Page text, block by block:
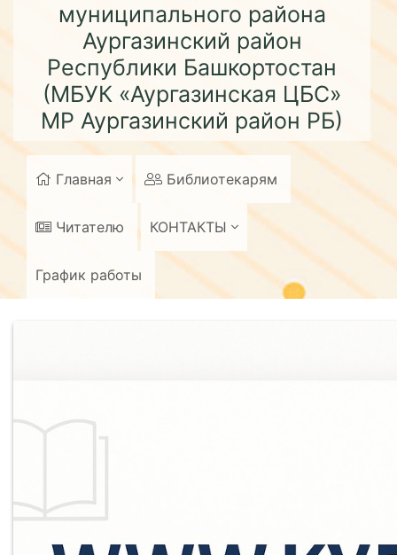
муниципального района
Аургазинский район
Республики Башкортостан
(МБУК «Аургазинская ЦБС»
МР Аургазинский район РБ)
Главная Библиотекарям
Читателю КОНТАКТЫ
График работы